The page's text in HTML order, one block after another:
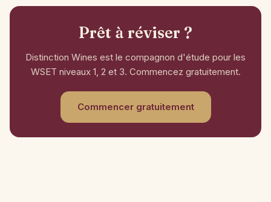
Prêt à réviser ?
Distinction Wines est le compagnon d'étude pour les
WSET niveaux 1, 2 et 3. Commencez gratuitement.
Commencer gratuitement